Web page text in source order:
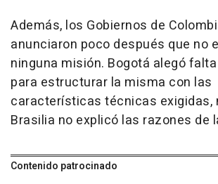
Además, los Gobiernos de
anunciaron poco después que no
ninguna misión. Bogotá alegó
para estructurar la misma con las
características técnicas exigidas,
Brasilia no explicó las razones de
Contenido patrocinado